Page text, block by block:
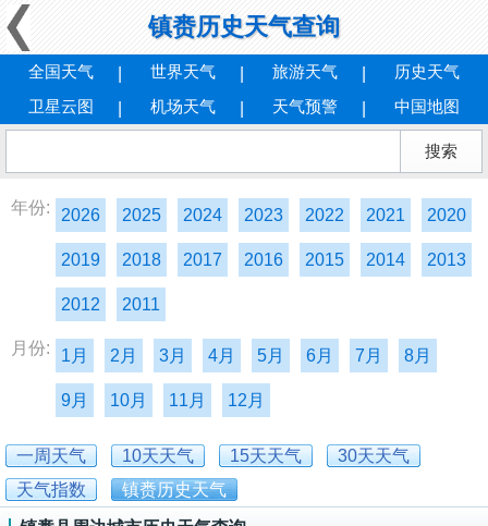
镇赉历史天气查询
全国天气 世界天气 旅游天气
历史天气
卫星云图
机场天气 天气预警 中国地图
年份: 2026 2025 2024 2023 2022 2021 2020
2019 2018 2017 2016 2015 2014 2013
2012 2011
月份: 1月 2月 3月 4月 5月 6月 7月 8月
9月 10月 11月 12月
一周天气 10天天气 15天天气
30天天气
天气指数
镇赉历史天气